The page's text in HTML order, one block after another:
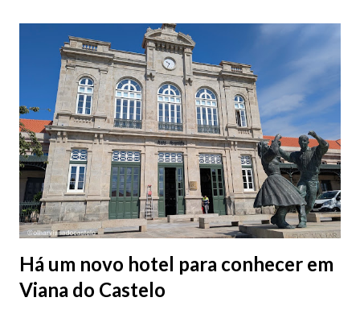
Há um novo hotel para conhecer em
Viana do Castelo